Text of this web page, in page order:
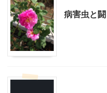
病害虫と